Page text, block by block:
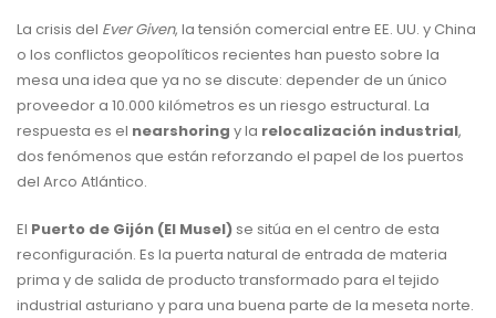
La crisis del Ever Given, la tensión comercial entre EE. UU. y China
o los conflictos geopolíticos recientes han puesto sobre la
mesa una idea que ya no se discute: depender de un único
proveedor a 10.000 kilómetros es un riesgo estructural. La
respuesta es el nearshoring y la relocalización industrial,
dos fenómenos que están reforzando el papel de los puertos
del Arco Atlántico.
El Puerto de Gijón (El Musel) se sitúa en el centro de esta
reconfiguración. Es la puerta natural de entrada de materia
prima y de salida de producto transformado para el tejido
industrial asturiano y para una buena parte de la meseta norte.